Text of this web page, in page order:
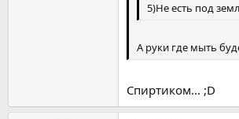
5)Не есть под
А руки где мыть
Спиртиком... ;D